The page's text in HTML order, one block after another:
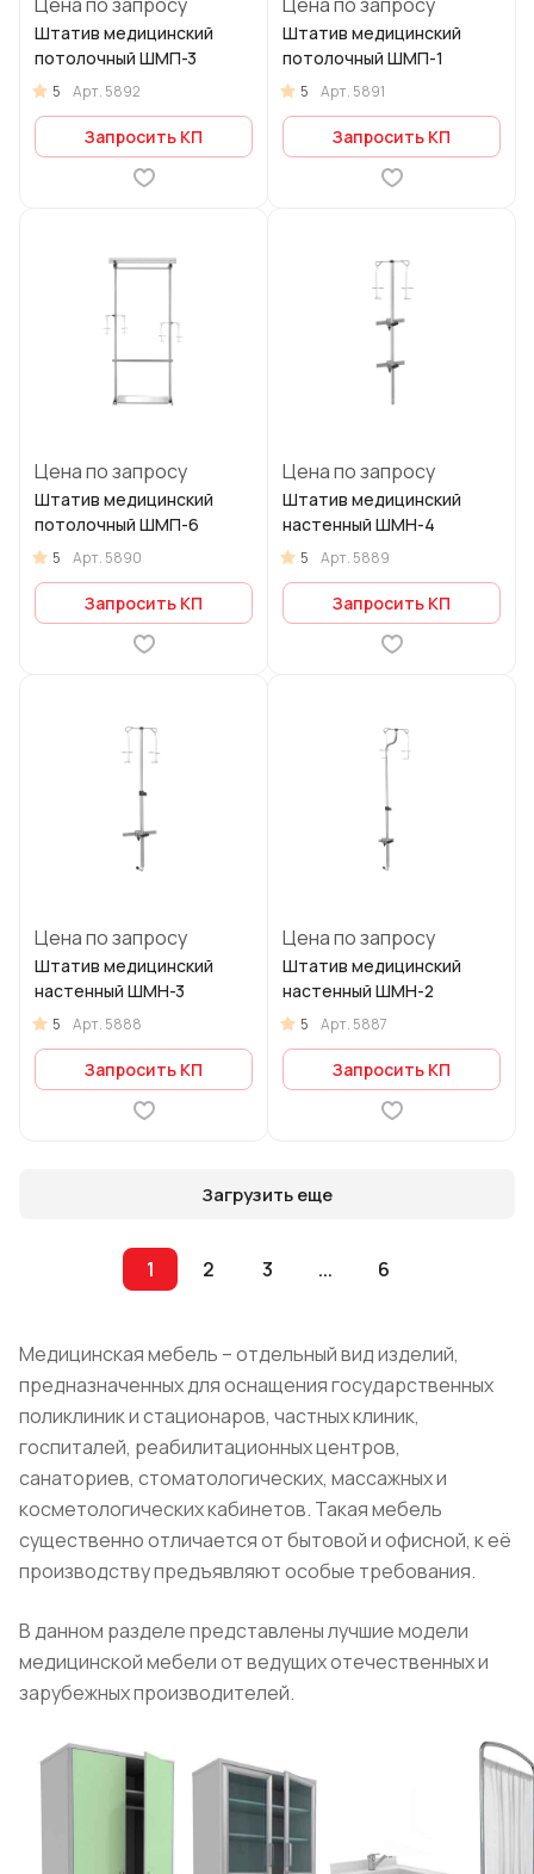
Штатив медицинский
потолочный ШМП-3
5 Арт. 5892
Запросить КП
Штатив медицинский
потолочный ШМП-1
5 Арт. 5891
Запросить КП
Цена по запросу
Штатив медицинский
потолочный ШМП-6
5 Арт. 5890
Запросить КП
Цена по запросу
Штатив медицинский
настенный ШМН-4
5 Арт. 5889
Запросить КП
Цена по запросу
Штатив медицинский
настенный ШМН-3
5 Арт. 5888
Запросить КП
Цена по запросу
Штатив медицинский
настенный ШМН-2
5 Арт. 5887
Запросить КП
Загрузить еще
1 2 3 ... 6
Медицинская мебель – отдельный вид изделий,
предназначенных для оснащения государственных
поликлиник и стационаров, частных клиник,
госпиталей, реабилитационных центров,
санаториев, стоматологических, массажных и
косметологических кабинетов. Такая мебель
существенно отличается от бытовой и офисной, к её
производству предъявляют особые требования.
В данном разделе представлены лучшие модели
медицинской мебели от ведущих отечественных и
зарубежных производителей.